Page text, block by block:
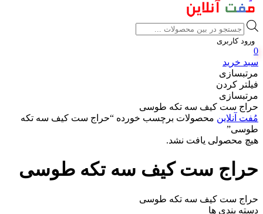
Products
search
ورود کاربری
0
سبد خرید
مرتبسازی
فیلتر کردن
مرتبسازی
حراج ست کیف سه تکه طوسی
مُفت آنلاین محصولات برچسب خورده “حراج ست کیف سه تکه
طوسی”
هیچ محصولی یافت نشد.
حراج ست کیف سه تکه طوسی
حراج ست کیف سه تکه طوسی
دسته بندی ها